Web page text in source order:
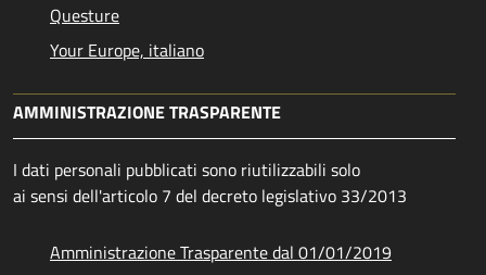
Questure
Your Europe, italiano
AMMINISTRAZIONE TRASPARENTE
I dati personali pubblicati sono riutilizzabili solo
ai sensi dell'articolo 7 del decreto legislativo 33/2013
Amministrazione Trasparente dal 01/01/2019